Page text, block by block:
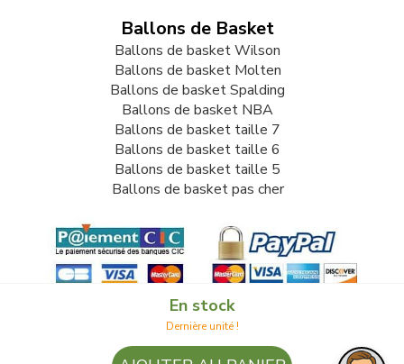
En stock
Dernière unité !
Ballons de Basket
Ballons de basket Wilson
Ballons de basket Molten
Ballons de basket Spalding
Ballons de basket NBA
Ballons de basket taille 7
Ballons de basket taille 6
Ballons de basket taille 5
Ballons de basket pas cher
© 2009-2026 LB82. Tous droits réservés - ballonbasket.fr -